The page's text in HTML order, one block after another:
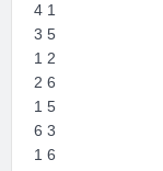
4 1
3 5
1 2
2 6
1 5
6 3
1 6